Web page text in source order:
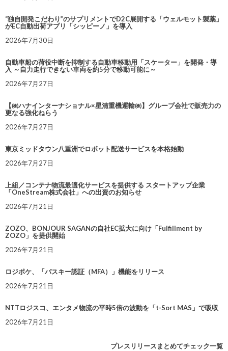
“独自開発こだわり”のサプリメントでD2C展開する「ウェルモット製薬」
がEC自動出荷アプリ「シッピーノ」を導入
2026年7月30日
自動車船の荷役中断を抑制する自動車移動用「スケーター」を開発・導
入 ～自力走行できない車両を約5分で移動可能に～
2026年7月27日
【㈱ハナインターナショナル×星清重機運輸㈱】グループ会社で販売力の
更なる強化ねらう
2026年7月27日
東京ミッドタウン八重洲でロボット配送サービスを本格始動
2026年7月27日
上組／コンテナ物流最適化サービスを提供する スタートアップ企業
「OneStream株式会社」への出資のお知らせ
2026年7月21日
ZOZO、BONJOUR SAGANの自社EC拡大に向け「Fulfillment by
ZOZO」を提供開始
2026年7月21日
ロジポケ、「パスキー認証（MFA）」機能をリリース
2026年7月21日
NTTロジスコ、エンタメ物流の平時5倍の波動を「t-Sort MAS」で吸収
2026年7月21日
プレスリリースまとめてチェック一覧